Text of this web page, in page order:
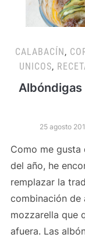
CALABACÍN,
UNICOS,
Albóndigas
25 agosto
Como me gusta
del año, he
remplazar la
combinación de
mozzarella que
afuera. Las